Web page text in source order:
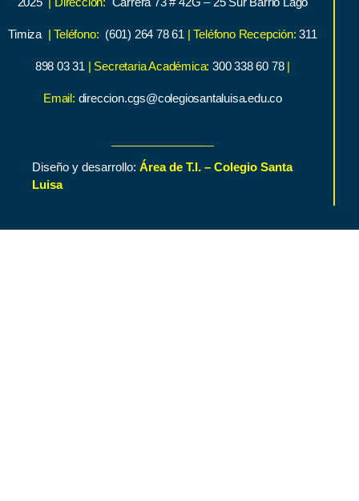
Timiza | Teléfono: (601) 264 78 61 | Teléfono Recepción: 311
898 03 31 | Secretaria Académica:300 338 60 78 |
Email: direccion.cgs@colegiosantaluisa.edu.co
Diseño y desarrollo: Área de T.I. – Colegio Santa
Luisa